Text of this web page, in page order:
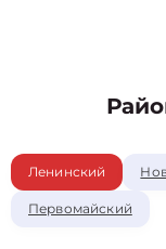
Ленинский
Первомайский